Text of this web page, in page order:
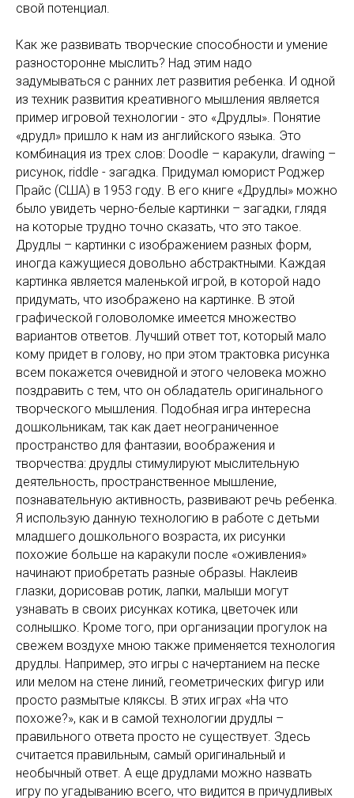
свой потенциал.
Как же развивать творческие способности и умение
разносторонне мыслить? Над этим надо
задумываться с ранних лет развития ребенка. И одной
из техник развития креативного мышления является
пример игровой технологии - это «Друдлы». Понятие
«друдл» пришло к нам из английского языка. Это
комбинация из трех слов: Doodle – каракули, drawing –
рисунок, riddle - загадка. Придумал юморист Роджер
Прайс (США) в 1953 году. В его книге «Друдлы» можно
было увидеть черно-белые картинки – загадки, глядя
на которые трудно точно сказать, что это такое.
Друдлы – картинки с изображением разных форм,
иногда кажущиеся довольно абстрактными. Каждая
картинка является маленькой игрой, в которой надо
придумать, что изображено на картинке. В этой
графической головоломке имеется множество
вариантов ответов. Лучший ответ тот, который мало
кому придет в голову, но при этом трактовка рисунка
всем покажется очевидной и этого человека можно
поздравить с тем, что он обладатель оригинального
творческого мышления. Подобная игра интересна
дошкольникам, так как дает неограниченное
пространство для фантазии, воображения и
творчества: друдлы стимулируют мыслительную
деятельность, пространственное мышление,
познавательную активность, развивают речь ребенка.
Я использую данную технологию в работе с детьми
младшего дошкольного возраста, их рисунки
похожие больше на каракули после «оживления»
начинают приобретать разные образы. Наклеив
глазки, дорисовав ротик, лапки, малыши могут
узнавать в своих рисунках котика, цветочек или
солнышко. Кроме того, при организации прогулок на
свежем воздухе мною также применяется технология
друдлы. Например, это игры с начертанием на песке
или мелом на стене линий, геометрических фигур или
просто размытые кляксы. В этих играх «На что
похоже?», как и в самой технологии друдлы –
правильного ответа просто не существует. Здесь
считается правильным, самый оригинальный и
необычный ответ. А еще друдлами можно назвать
игру по угадыванию всего, что видится в причудливых